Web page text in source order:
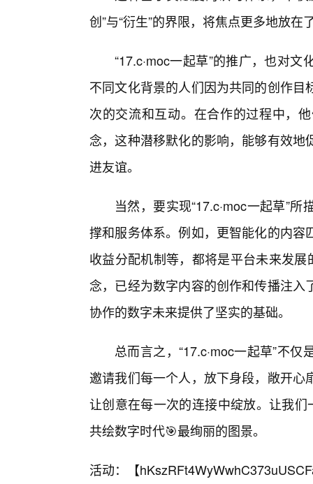
创”与“衍生”的界限，将焦点更多地放
“17.c·moc一起草”的推广，也对
不同文化背景的人们因为共同的创作
次的交流和互动。在合作的过程中，
念，这种潜移默化的影响，能够有效
进友谊。
当然，要实现“17.c·moc一起草”
撑和服务体系。例如，更智能化的内
收益分配机制等，都将是平台未来发
念，已经为数字内容的创作和传播注
协作的数字未来提供了坚实的基础。
总而言之，“17.c·moc一起草”不
邀请我们每一个人，放下身段，敞开
让创意在每一次的连接中绽放。让我们
共绘数字时代🎯最绚丽的图景。
活动：【